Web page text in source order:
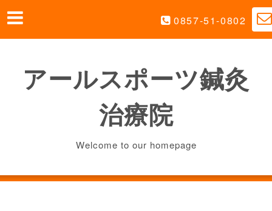
0857-51-0802
アールスポーツ鍼灸
治療院
Welcome to our homepage